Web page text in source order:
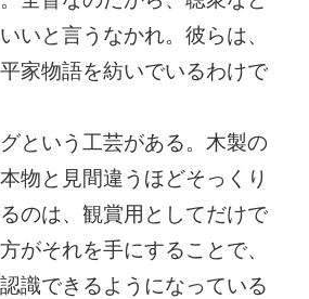
いと言うなかれ。彼らは、
家物語を紡いでいるわけで
という工芸がある。木製の
物と見間違うほどそっくり
のは、観賞用としてだけで
がそれを手にすることで、
識できるようになっている